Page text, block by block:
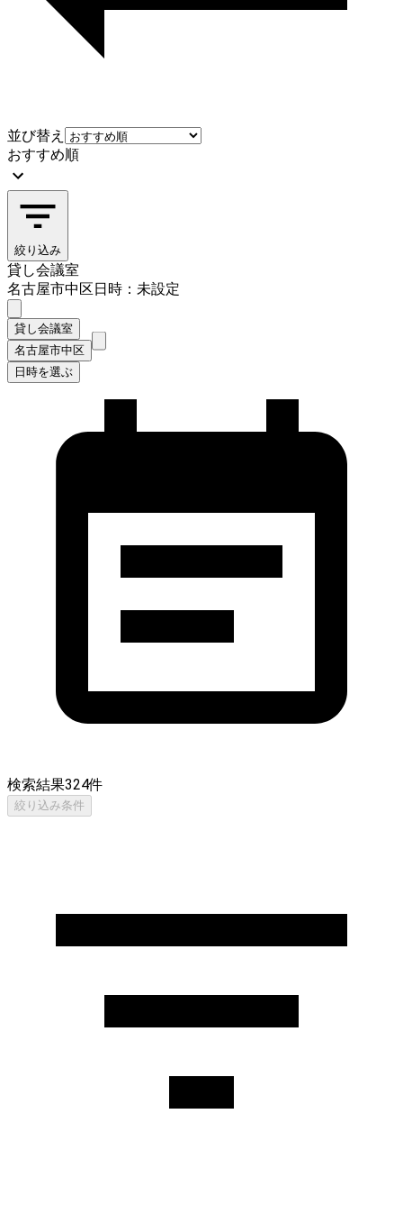
並び替え
おすすめ順
絞り込み
貸し会議室
名古屋市中区日時：未設定
貸し会議室
名古屋市中区
日時を選ぶ
検索結果324件
絞り込み条件